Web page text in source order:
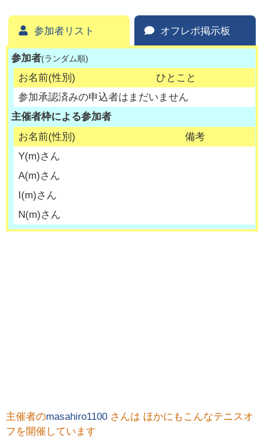
参加者リスト オフレポ掲示板
参加者(ランダム順)
お名前(性別)
ひとこと
参加承認済みの申込者はまだいません
主催者枠による参加者
お名前(性別)
備考
Y(m)さん
A(m)さん
I(m)さん
N(m)さん
主催者のmasahiro1100 さんは ほかにもこんなテニスオ
フを開催しています